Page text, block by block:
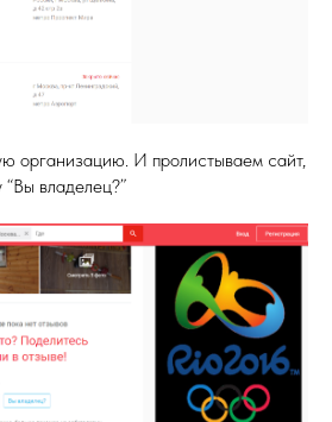
организацию. И пролистываем сайт,
владелец?”